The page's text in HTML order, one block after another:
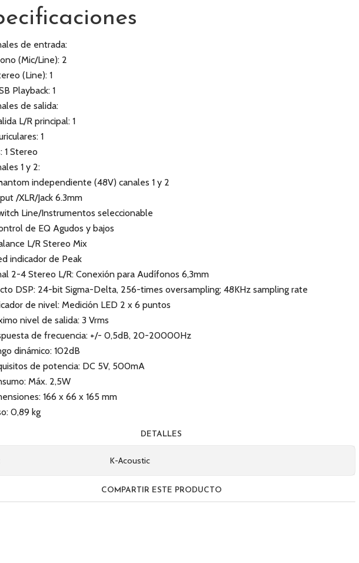
de entrada:
(Mic/Line): 2
(Line): 1
Playback: 1
de salida:
L/R principal: 1
1
1 Stereo
1 y 2:
independiente (48V) canales 1 y 2
/XLR/Jack 6.3mm
Line/Instrumentos seleccionable
de EQ Agudos y bajos
L/R Stereo Mix
indicador de Peak
2-4 Stereo L/R: Conexión para Audífonos 6,3mm
DSP: 24-bit Sigma-Delta, 256-times oversampling; 48KHz sampling rate
de nivel: Medición LED 2 x 6 puntos
nivel de salida: 3 Vrms
de frecuencia: +/- 0,5dB, 20-20000Hz
dinámico: 102dB
de potencia: DC 5V, 500mA
Máx. 2,5W
166 x 66 x 165 mm
0,89 kg
DETALLES
K-Acoustic
COMPARTIR ESTE PRODUCTO